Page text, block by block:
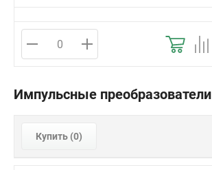
Импульсные преобразователи
Купить (0)